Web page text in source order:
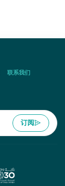
联系我们
订阅